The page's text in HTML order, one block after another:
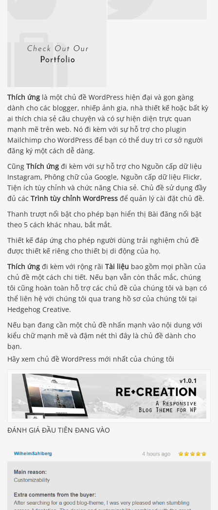
Thích ứng là một chủ đề WordPress hiện đại và gọn gàng
dành cho các blogger, nhiếp ảnh gia, nhà thiết kế hoặc bất kỳ
ai thích chia sẻ câu chuyện và có sự hiện diện trực quan
mạnh mẽ trên web. Nó đi kèm với sự hỗ trợ cho plugin
Mailchimp cho WordPress để bạn có thể duy trì cơ sở người
đăng ký một cách dễ dàng.
Cũng Thích ứng đi kèm với sự hỗ trợ cho Nguồn cấp dữ liệu
Instagram, Phông chữ của Google, Nguồn cấp dữ liệu Flickr,
Tiện ích tùy chỉnh và chức năng Chia sẻ. Chủ đề sử dụng đầy
đủ các Trình tùy chỉnh WordPress để quản lý cài đặt chủ đề.
Thanh trượt nổi bật cho phép bạn hiển thị Bài đăng nổi bật
theo 5 cách khác nhau, bắt mắt.
Thiết kế đáp ứng cho phép người dùng trải nghiệm chủ đề
được thiết kế riêng cho thiết bị di động của họ.
Thích ứng đi kèm với rộng rãi Tài liệu bao gồm mọi phần của
chủ đề một cách chi tiết. Nếu bạn vẫn còn thắc mắc, chúng
tôi cũng hoàn toàn hỗ trợ các chủ đề của chúng tôi và bạn có
thể liên hệ với chúng tôi qua trang hồ sơ của chúng tôi tại
Hedgehog Creative.
Nếu bạn đang cần một chủ đề nhấn mạnh vào nội dung với
kiểu chữ mạnh mẽ và đậm nét thì đây là chủ đề dành cho
bạn.
Hãy xem chủ đề WordPress mới nhất của chúng tôi
ĐÁNH GIÁ ĐẦU TIÊN ĐANG VÀO